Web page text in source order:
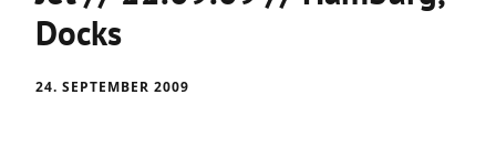
Docks
24. SEPTEMBER 2009